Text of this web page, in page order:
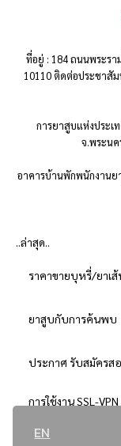
EN
ที่อยู่ : 184 ถนนพระรา
10110 ติดต่อประชาสั
การยาสูบแห่งประเ
จ.พระนค
อาคารบ้านพักพนักงานย
..ล่าสุด..
ราคาขายบุหรี่/ยาเส้
ยาสูบกับการค้นพบ
ประกาศ รับสมัครส
การใช้งาน SSL-